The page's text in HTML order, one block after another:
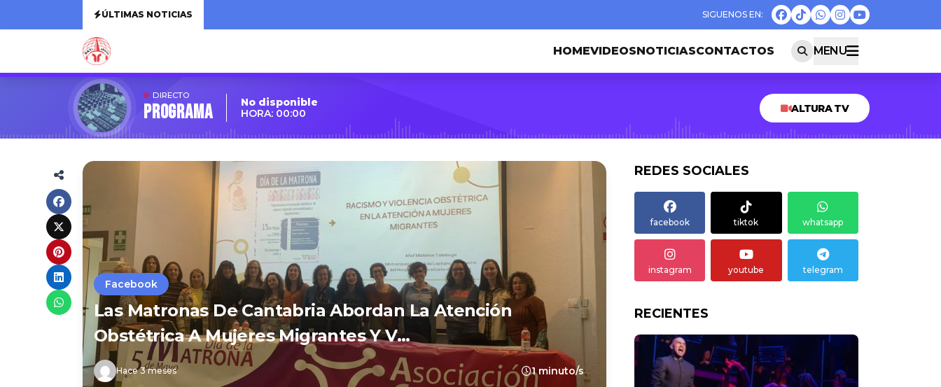
ÚLTIMAS NOTICIAS
HOMEVIDEOSNOTICIASCONTACTOS MENU
DIRECTO
Programa
No disponible
HORA: 00:00
ALTURA TV
Facebook
Las Matronas De Cantabria Abordan La Atención
Obstétrica A Mujeres Migrantes Y V…
Hace 3 meses 1 minuto/s
REDES SOCIALES
facebook tiktok whatsapp
instagram youtube telegram
RECIENTES